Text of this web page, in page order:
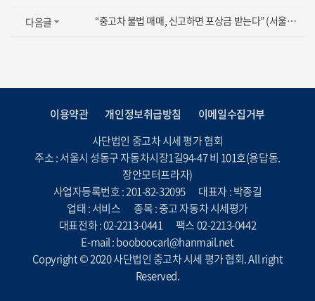
다음글 “중고차 불법 매매, 신고하면 포상금 받는다” (서울시의장에게 조례요청하는 박종길이사장...
이용약관 개인정보취급방침
이메일수집거부
사단법인 중고차 시세 평가 협회
주소 : 서울시 성동구 자동차시장1길94-47 비 101호(용답동.
장안모터프라자)
사업자등록번호 : 201-82-32095
대표자 : 박종길
업태 : 서비스
종목 : 중고 자동차 시세평가
대표전화 : 02-2213-0441
팩스 02-2213-0442
E-mail : booboocarl@hanmail.net
Copyright © 2020 사단법인 중고차 시세 평가 협회. All right
Reserved.